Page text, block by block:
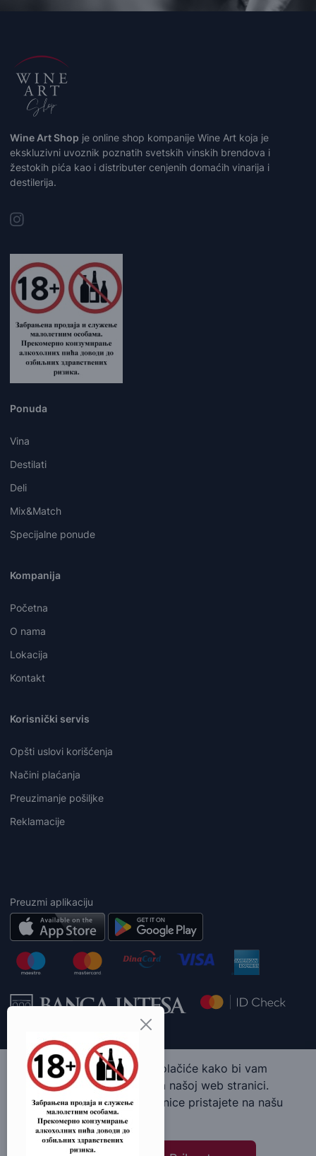
Ova web stranica koristi kolačiće kako bi vam
pružila najbolje iskustvo na našoj web stranici.
Korišćenjem naše web stranice pristajete na našu
upotrebu kolačića.
Wine Art Shop je online shop kompanije Wine Art koja je
ekskluzivni uvoznik poznatih svetskih vinskih brendova i
žestokih pića kao i distributer cenjenih domaćih vinarija i
destilerija.
Ponuda
Vina
Destilati
Deli
Mix&Match
Specijalne ponude
Kompanija
Početna
O nama
Lokacija
Kontakt
Korisnički servis
Opšti uslovi korišćenja
Načini plaćanja
Preuzimanje pošiljke
Reklamacije
Preuzmi aplikaciju
Molimo te da ne deliš ovaj sadržaj sa maloletnim osobama. Wine
Art Shop © 2026. Sva prava zadržana.